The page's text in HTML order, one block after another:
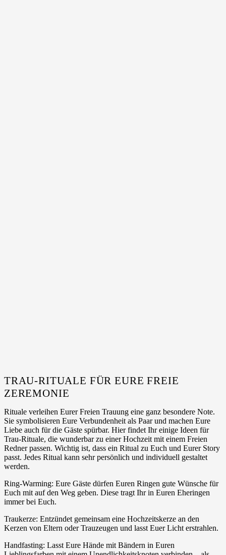
TRAU-RITUALE FÜR EURE FREIE
ZEREMONIE
Rituale verleihen Eurer Freien Trauung eine ganz besondere Note.
Sie symbolisieren Eure Verbundenheit als Paar und machen Eure
Liebe auch für die Gäste spürbar. Hier findet Ihr einige Ideen für
Trau-Rituale, die wunderbar zu einer Hochzeit mit einem Freien
Redner passen. Wichtig ist, dass ein Ritual zu Euch und Eurer Story
passt. Jedes Ritual kann sehr persönlich und individuell gestaltet
werden.
Ring-Warming: Eure Gäste dürfen Euren Ringen gute Wünsche für
Euch mit auf den Weg geben. Diese tragt Ihr in Euren Eheringen
immer bei Euch.
Traukerze: Entzündet gemeinsam eine Hochzeitskerze an den
Kerzen von Eltern oder Trauzeugen und lasst Euer Licht erstrahlen.
Handfasting: Lasst Eure Hände mit Bändern in Euren